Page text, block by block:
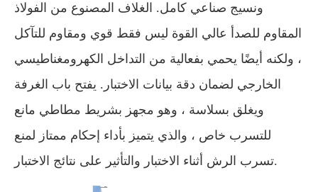
ونسيج صناعي كامل. الغلاف المصنوع من الفولاذ
المقاوم للصدأ عالي القوة ليس فقط قوي ومقاوم للتآكل
، ولكنه أيضًا يحمي بفعالية من التداخل الكهرومغناطيسي
الخارجي لضمان دقة بيانات الاختبار. يفتح باب الغرفة
ويغلق بسلاسة ، وهو مجهز بشريط مطاطي مانع
للتسرب خاص ، والذي يتميز بأداء إحكام ممتاز لمنع
تسرب الرش أثناء الاختبار والتأثير على نتائج الاختبار.